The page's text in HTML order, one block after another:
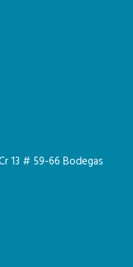
13 # 59-66 Bodegas